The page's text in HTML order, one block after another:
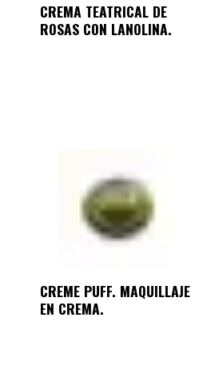
CREMA TEATRICAL DE
ROSAS CON LANOLINA.
CREME PUFF. MAQUILLAJE
EN CREMA.